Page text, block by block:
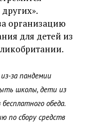
организацию
для детей из
за пандемии
школы, дети из
обеда.
по сбору средств